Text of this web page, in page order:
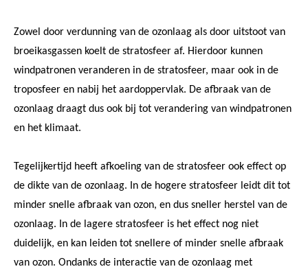
Zowel door verdunning van de ozonlaag als door uitstoot van
broeikasgassen koelt de stratosfeer af. Hierdoor kunnen
windpatronen veranderen in de stratosfeer, maar ook in de
troposfeer en nabij het aardoppervlak. De afbraak van de
ozonlaag draagt dus ook bij tot verandering van windpatronen
en het klimaat.
Tegelijkertijd heeft afkoeling van de stratosfeer ook effect op
de dikte van de ozonlaag. In de hogere stratosfeer leidt dit tot
minder snelle afbraak van ozon, en dus sneller herstel van de
ozonlaag. In de lagere stratosfeer is het effect nog niet
duidelijk, en kan leiden tot snellere of minder snelle afbraak
van ozon. Ondanks de interactie van de ozonlaag met